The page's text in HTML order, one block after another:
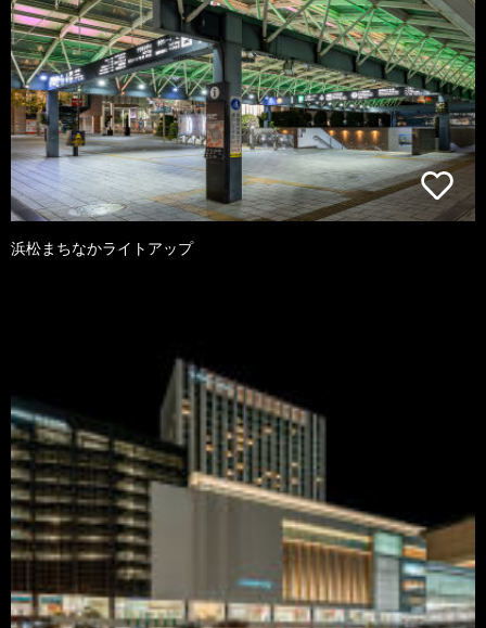
浜松まちなかライトアップ